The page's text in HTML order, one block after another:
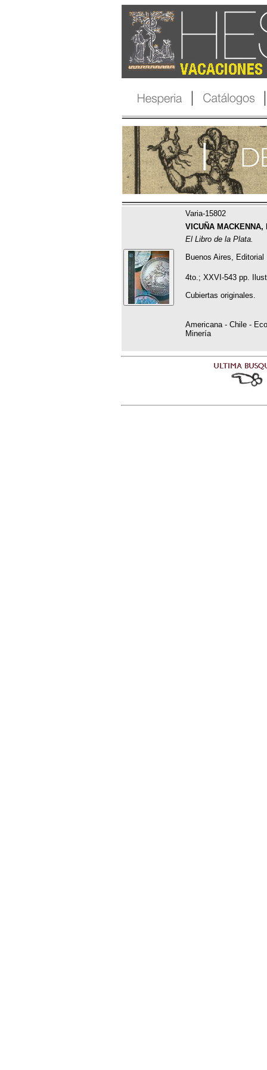
Varia-15802
VICUÑA
El Libro de la Plata.
Buenos Aires,
4to.; XXVI-543 pp.
Cubiertas originales.
Americana - Chile -
Minería